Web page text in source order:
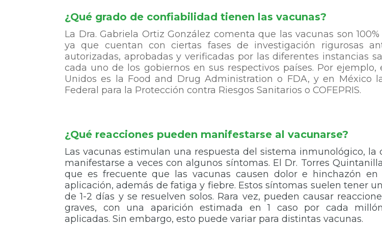
¿Qué grado de confiabilidad tienen las vacunas?
La Dra. Gabriela Ortiz González comenta que las vacunas son
ya que cuentan con ciertas fases de investigación rigurosas
autorizadas, aprobadas y verificadas por las diferentes instancias
cada uno de los gobiernos en sus respectivos países. Por ejemplo,
Unidos es la Food and Drug Administration o FDA, y en México
Federal para la Protección contra Riesgos Sanitarios o COFEPRIS.
¿Qué reacciones pueden manifestarse al vacunarse?
Las vacunas estimulan una respuesta del sistema inmunológico, la
manifestarse a veces con algunos síntomas. El Dr. Torres
que es frecuente que las vacunas causen dolor e hinchazón
aplicación, además de fatiga y fiebre. Estos síntomas suelen tener
de 1-2 días y se resuelven solos. Rara vez, pueden causar
graves, con una aparición estimada en 1 caso por cada
aplicadas. Sin embargo, esto puede variar para distintas vacunas.